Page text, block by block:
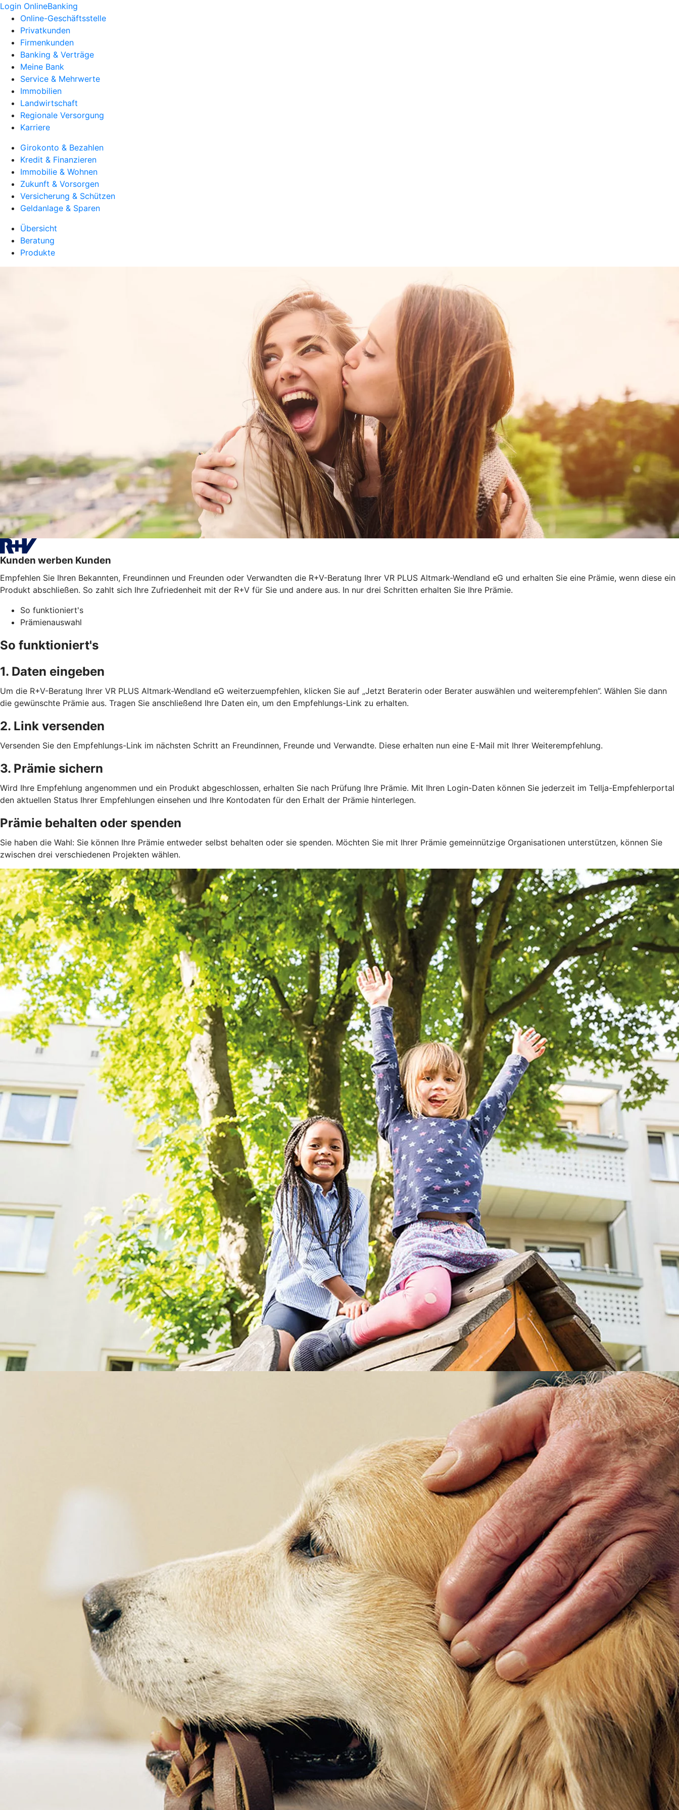
Login OnlineBanking
Online-Geschäftsstelle
Privatkunden
Firmenkunden
Banking & Verträge
Meine Bank
Service & Mehrwerte
Immobilien
Landwirtschaft
Regionale Versorgung
Karriere
Girokonto & Bezahlen
Kredit & Finanzieren
Immobilie & Wohnen
Zukunft & Vorsorgen
Versicherung & Schützen
Geldanlage & Sparen
Übersicht
Beratung
Produkte
Kunden werben Kunden
Empfehlen Sie Ihren Bekannten, Freundinnen und Freunden oder Verwandten die R+V-Beratung Ihrer VR PLUS Altmark-Wendland eG und erhalten Sie eine Prämie, wenn diese ein
Produkt abschließen. So zahlt sich Ihre Zufriedenheit mit der R+V für Sie und andere aus. In nur drei Schritten erhalten Sie Ihre Prämie.
So funktioniert's
Prämienauswahl
So funktioniert's
1. Daten eingeben
Um die R+V-Beratung Ihrer VR PLUS Altmark-Wendland eG weiterzuempfehlen, klicken Sie auf „Jetzt Beraterin oder Berater auswählen und weiterempfehlen”. Wählen Sie dann
die gewünschte Prämie aus. Tragen Sie anschließend Ihre Daten ein, um den Empfehlungs-Link zu erhalten.
2. Link versenden
Versenden Sie den Empfehlungs-Link im nächsten Schritt an Freundinnen, Freunde und Verwandte. Diese erhalten nun eine E-Mail mit Ihrer Weiterempfehlung.
3. Prämie sichern
Wird Ihre Empfehlung angenommen und ein Produkt abgeschlossen, erhalten Sie nach Prüfung Ihre Prämie. Mit Ihren Login-Daten können Sie jederzeit im Tellja-Empfehlerportal
den aktuellen Status Ihrer Empfehlungen einsehen und Ihre Kontodaten für den Erhalt der Prämie hinterlegen.
Prämie behalten oder spenden
Sie haben die Wahl: Sie können Ihre Prämie entweder selbst behalten oder sie spenden. Möchten Sie mit Ihrer Prämie gemeinnützige Organisationen unterstützen, können Sie
zwischen drei verschiedenen Projekten wählen.